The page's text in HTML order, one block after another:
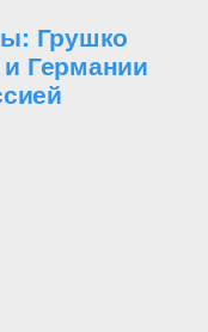
Грушко
Германии